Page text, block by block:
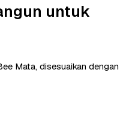
untuk
Mata, disesuaikan dengan